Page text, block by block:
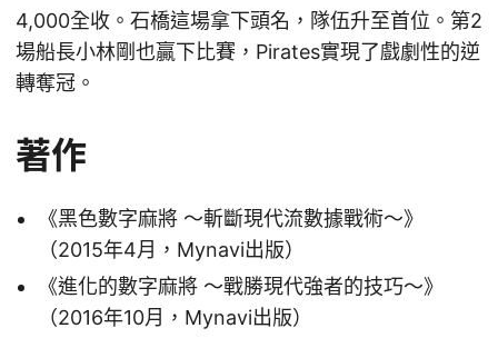
4,000全收。石橋這場拿下頭名，隊伍升至首位。第2
場船長小林剛也贏下比賽，Pirates實現了戲劇性的逆
轉奪冠。
著作
《黑色數字麻將 ～斬斷現代流數據戰術～》
（2015年4月，Mynavi出版）
《進化的數字麻將 ～戰勝現代強者的技巧～》
（2016年10月，Mynavi出版）